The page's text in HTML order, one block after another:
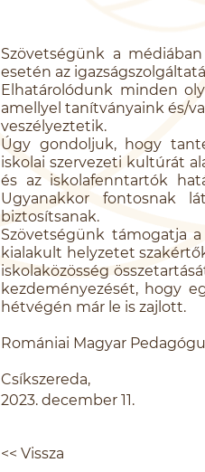
Szövetségünk a
esetén az
Elhatárolódunk minden
amellyel tanítványaink és/
veszélyeztetik.
Úgy gondoljuk, hogy
iskolai szervezeti kultúrát
és az iskolafenntartók
Ugyanakkor fontosnak
biztosítsanak.
Szövetségünk támogatja
kialakult helyzetet
iskolaközösség
kezdeményezését, hogy
hétvégén már le is zajlott.
Romániai Magyar
Csíkszereda,
2023. december 11.
<< Vissza